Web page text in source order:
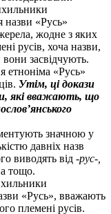
назви «Русь»
жодне з яких
русів, хоча назви,
засвідчують.
етноніма «Русь»
Утім, ці докази
які вважають, що
значною у
давніх назв
виводять від -рус-,
тощо.
«Русь», вважають
племені русів.